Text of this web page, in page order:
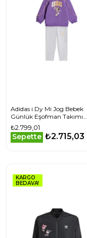
Adidas i Dy Mi Jog Bebek
Günlük Eşofman Takımı
JZ3548 Mor
₺2.799,01
Sepette ₺2.715,03
KARGO
BEDAVA!